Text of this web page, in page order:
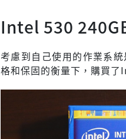
Intel 530
考慮到自己使用的作業系
格和保固的衡量下，購買